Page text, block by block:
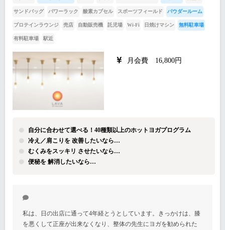
サンドバッグ パワーラック 酸素カプセル スポーツフィールド パウダールーム
プロテインラウンジ 売店 自動販売機 託児場 Wi-Fi 日焼けマシン 無料駐車場
有料駐車場 駅近
月会費 16,800円
自分に合わせて選べる！40種類以上のホットヨガプログラム
冷え／肩こりを 改善したいなら…
むくみをスッキリ させたいなら…
便秘を 解消したいなら…
私は、日の出店に通って4年経とうとしています。きっかけは、膝
を悪くして正座が出来なくなり、整体の先生にヨガを勧められた